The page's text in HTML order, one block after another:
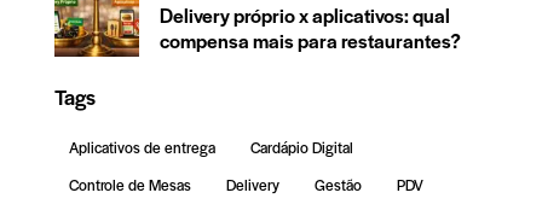
Delivery próprio x aplicativos: qual
compensa mais para restaurantes?
Tags
Aplicativos de entrega
Cardápio Digital
Controle de Mesas
Delivery Gestão
PDV